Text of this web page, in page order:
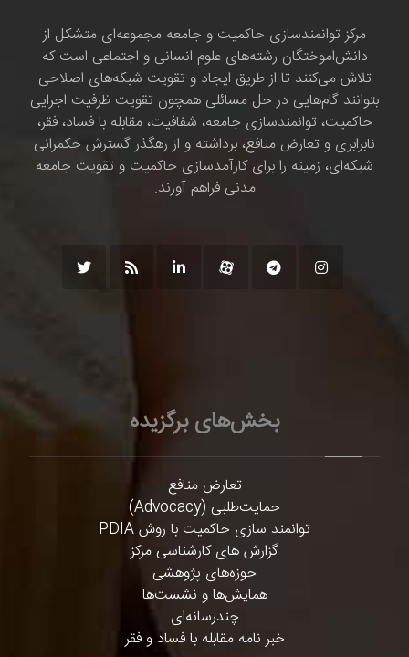
مرکز توانمندسازی حاکمیت و جامعه مجموعه‌ای متشکل از
دانش‌اموختگان رشته‌های علوم انسانی و اجتماعی است که
تلاش می‌کنند تا از طریق ایجاد و تقویت شبکه‌های اصلاحی
بتوانند گام‌هایی در حل مسائلی همچون تقویت ظرفیت اجرایی
حاکمیت، توانمندسازی جامعه، شفافیت، مقابله با فساد، فقر،
نابرابری و تعارض منافع، برداشته و از رهگذر گسترش حکمرانی
شبکه‌ای، زمینه را برای کارآمدسازی حاکمیت و تقویت جامعه
مدنی فراهم آورند.
بخش‌های برگزیده
تعارض منافع
حمایت‌طلبی (Advocacy)
توانمند سازی حاکمیت با روش PDIA
گزارش های کارشناسی مرکز
حوزه‌های پژوهشی
همایش‌ها و نشست‌ها
چندرسانه‌ای
خبر نامه مقابله با فساد و فقر